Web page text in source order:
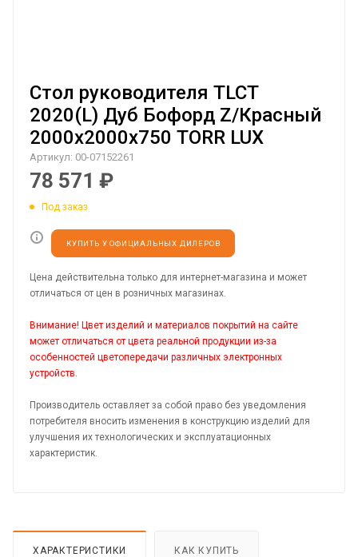
Стол руководителя TLCT
2020(L) Дуб Бофорд Z/Красный
2000х2000х750 TORR LUX
Артикул: 00-07152261
78 571 ₽
Под заказ
КУПИТЬ У ОФИЦИАЛЬНЫХ ДИЛЕРОВ
Цена действительна только для интернет-магазина и может
отличаться от цен в розничных магазинах.
Внимание! Цвет изделий и материалов покрытий на сайте
может отличаться от цвета реальной продукции из-за
особенностей цветопередачи различных электронных
устройств.
Производитель оставляет за собой право без уведомления
потребителя вносить изменения в конструкцию изделий для
улучшения их технологических и эксплуатационных
характеристик.
ХАРАКТЕРИСТИКИ КАК КУПИТЬ